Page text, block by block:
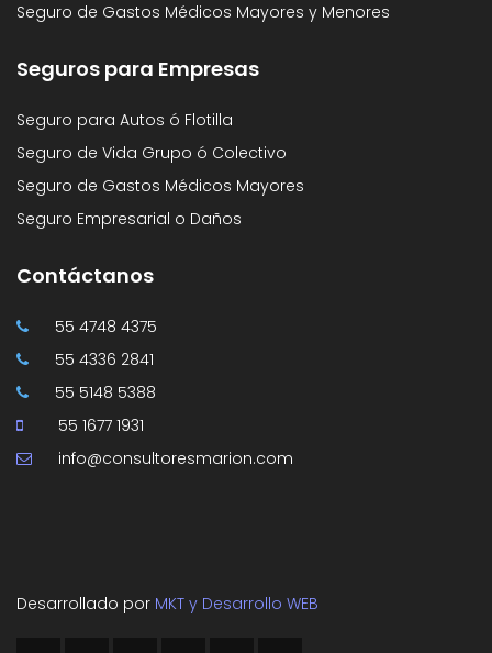
Seguro de Gastos Médicos Mayores y Menores
Seguros para Empresas
Seguro para Autos ó Flotilla
Seguro de Vida Grupo ó Colectivo
Seguro de Gastos Médicos Mayores
Seguro Empresarial o Daños
Contáctanos
55 4748 4375
55 4336 2841
55 5148 5388
55 1677 1931
info@consultoresmarion.com
Desarrollado por MKT y Desarrollo WEB